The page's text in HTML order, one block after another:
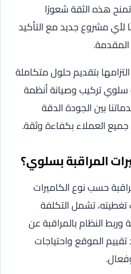
هذه الثقة شعورًا
لأي مشروع جديد مع التأكيد
بتقديم حلول متكاملة
تركيب وصيانة أنظمة
بين الجودة الدقة
جميع العملاء بكفاءة وثقة.
المراقبة بسلوي؟
حسب نوع الكاميرات
تشمل التكلفة
وربط النظام بالمراقبة عن
تقييم الموقع واحتياجات